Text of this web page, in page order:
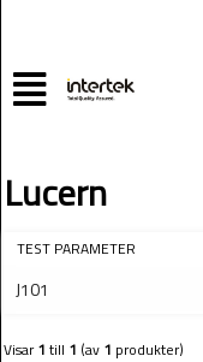
Lucern
TEST PARAMETER
J101
Visar1 till 1 (av 1 produkter)